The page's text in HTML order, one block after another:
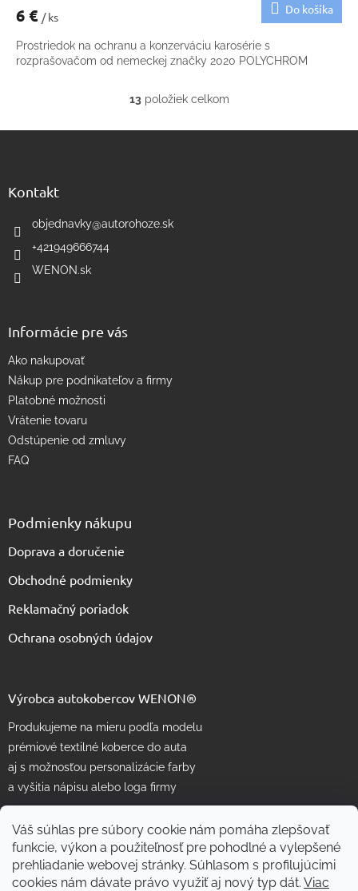
Váš súhlas pre súbory cookie nám pomáha zlepšovať
funkcie, výkon a použiteľnosť pre pohodlné a vylepšené
prehliadanie webovej stránky. Súhlasom s profilujúcimi
cookies nám dávate právo využiť aj nový typ dát. Viac
6 € / ks
Do košíka
Prostriedok na ochranu a konzerváciu karosérie s
rozprašovačom od nemeckej značky 2020 POLYCHROM
O
l
13položiek celkom
Kontakt
objednavky@autorohoze.sk
+421949666744
WENON.sk
Informácie pre vás
Ako nakupovať
Nákup pre podnikateľov a firmy
Platobné možnosti
Vrátenie tovaru
Odstúpenie od zmluvy
FAQ
Podmienky nákupu
Doprava a doručenie
Obchodné podmienky
Reklamačný poriadok
Ochrana osobných údajov
Výrobca autokobercov WENON®
Produkujeme na mieru podľa modelu
prémiové textilné koberce do auta
aj s možnosťou personalizácie farby
a vyšitia nápisu alebo loga firmy